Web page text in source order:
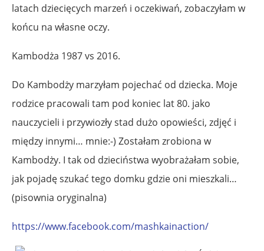
latach dziecięcych marzeń i oczekiwań, zobaczyłam w
końcu na własne oczy.
Kambodża 1987 vs 2016.
Do Kambodży marzyłam pojechać od dziecka. Moje
rodzice pracowali tam pod koniec lat 80. jako
nauczycieli i przywiozły stad dużo opowieści, zdjęć i
między innymi… mnie:-) Zostałam zrobiona w
Kambodży. I tak od dzieciństwa wyobrażałam sobie,
jak pojadę szukać tego domku gdzie oni mieszkali…
(pisownia oryginalna)
https://www.facebook.com/mashkainaction/